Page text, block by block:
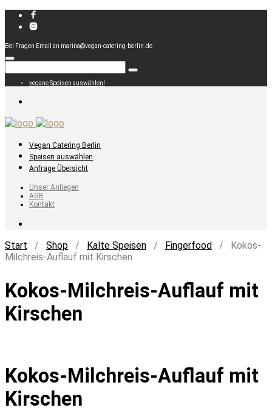
Bei Fragen Email an marina@vegan-catering-berlin.de
vegane Speisen auswählen!
Vegan Catering Berlin
Speisen auswählen
Anfrage Übersicht
Unser Anliegen
AGB
Kontakt
Start / Shop / Kalte Speisen / Fingerfood / Kokos-
Milchreis-Auflauf mit Kirschen
Kokos-Milchreis-Auflauf mit
Kirschen
Kokos-Milchreis-Auflauf mit
Kirschen